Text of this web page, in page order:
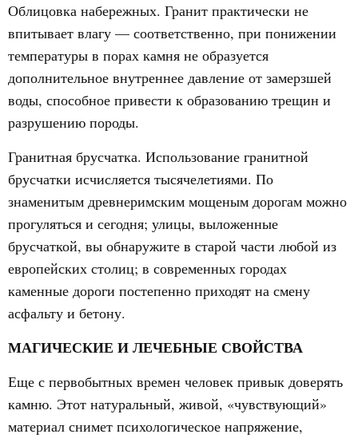
Облицовка набережных. Гранит практически не
впитывает влагу — соответственно, при понижении
температуры в порах камня не образуется
дополнительное внутреннее давление от замерзшей
воды, способное привести к образованию трещин и
разрушению породы.
Гранитная брусчатка. Использование гранитной
брусчатки исчисляется тысячелетиями. По
знаменитым древнеримским мощеным дорогам можно
прогуляться и сегодня; улицы, выложенные
брусчаткой, вы обнаружите в старой части любой из
европейских столиц; в современных городах
каменные дороги постепенно приходят на смену
асфальту и бетону.
МАГИЧЕСКИЕ И ЛЕЧЕБНЫЕ СВОЙСТВА
Еще с первобытных времен человек привык доверять
камню. Этот натуральный, живой, «чувствующий»
материал снимет психологическое напряжение,